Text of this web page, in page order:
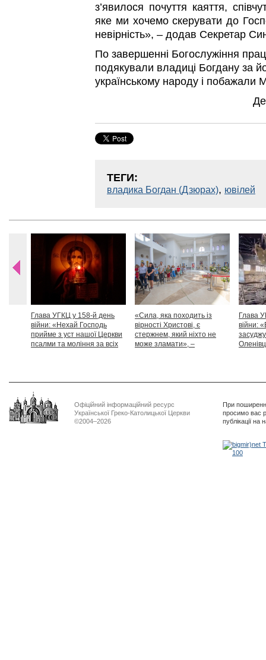
з’явилося почуття каяття,
яке ми хочемо скерувати до
невірність», – додав Секретар
По завершенні Богослужіння
подякували владиці Богдану за
українському народу і побажали
ТЕГИ:
владика Богдан (Дзюрах), ювілей
Глава УГКЦ у 158-й день
війни: «Нехай Господь
прийме з уст нашої Церкви
псалми та моління за всіх
«Сила, яка походить із
вірності Христові, є
стержнем, який ніхто не
може зламати», –
Глава
війни:
Офіційний інформаційний ресурс
Української Греко-Католицької Церкви
©2004–2026
При
просимо вас
публікації на